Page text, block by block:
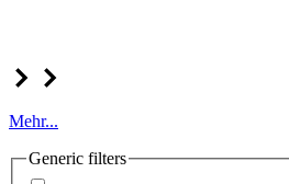
Mehr...
Generic filters